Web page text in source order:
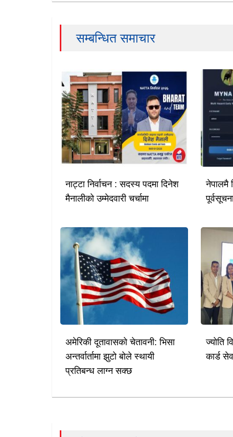
सम्बन्धित समाचार
नाट्टा निर्वाचन : सदस्य पदमा दिनेश
मैनालीको उम्मेदवारी चर्चामा
नेपालमै
अमेरिकी दूतावासको चेतावनी: भिसा
अन्तर्वार्तामा झुटो बोले स्थायी
प्रतिबन्ध लाग्न सक्छ
ज्योति
कार्ड